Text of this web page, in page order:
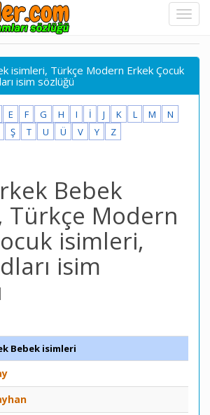
isimleri, Türkçe Modern Erkek Çocuk
isim sözlüğü
E F G H I İ J K L M
N
Ş T U Ü V Y Z
Bebek
Türkçe Modern
isimleri,
isim
Bebek isimleri